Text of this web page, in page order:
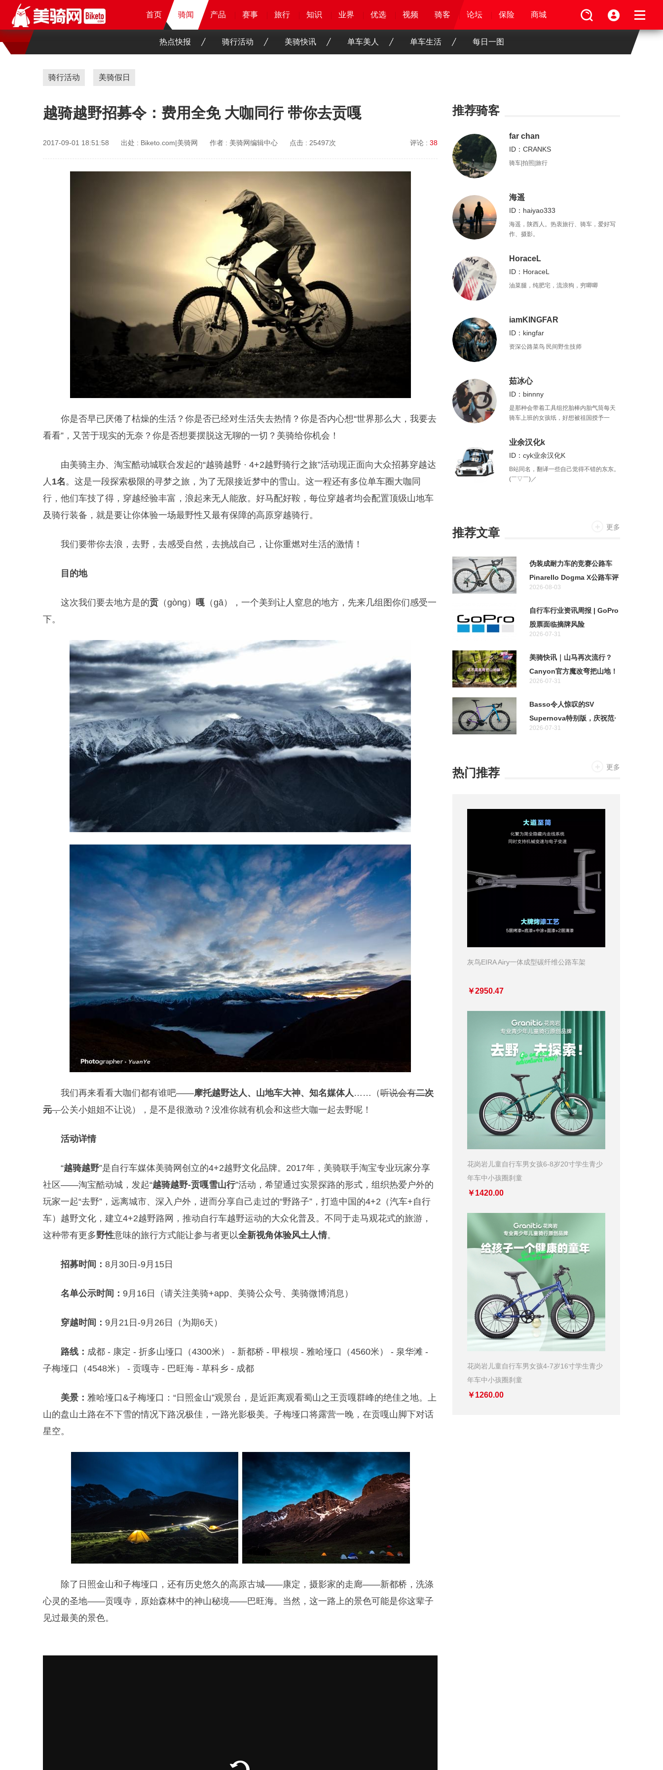
产品 赛事 旅行 知识 业界 优选 骑客 论坛 保险 商城
首页 骑闻 产品 赛事 旅行 知识 业界 优选 骑客 视频 论坛 保险 商城
首页 骑闻 产品 赛事 旅行 知识 业界 优选 视频 骑客 论坛 保险 商城
首页 骑闻 产品 赛事 旅行 知识 业界 优选 视频 骑客 论坛 保险 商城
热点快报 骑行活动 美骑快讯 单车美人 单车生活 每日一图
骑行活动 美骑假日
越骑越野招募令：费用全免 大咖同行 带你去贡嘎
2017-09-01 18:51:58 出处 : Biketo.com|美骑网 作者 : 美骑网编辑中心 点击 : 25497次 评论 : 38
你是否早已厌倦了枯燥的生活？你是否已经对生活失去热情？你是否内心想“世界那么大，我要去
看看”，又苦于现实的无奈？你是否想要摆脱这无聊的一切？美骑给你机会！
由美骑主办、淘宝酷动城联合发起的“越骑越野 · 4+2越野骑行之旅”活动现正面向大众招募穿越达
人 1名。这是一段探索极限的寻梦之旅，为了无限接近梦中的雪山。这一程还有多位单车圈大咖同
行，他们车技了得，穿越经验丰富，浪起来无人能敌。好马配好鞍，每位穿越者均会配置顶级山地车
及骑行装备，就是要让你体验一场最野性又最有保障的高原穿越骑行。
我们要带你去浪，去野，去感受自然，去挑战自己，让你重燃对生活的激情！
目的地
这次我们要去地方是的贡 （gòng） 嘎 （gā），一个美到让人窒息的地方，先来几组图你们感受一
下。
我们再来看看大咖们都有谁吧——摩托越野达人、山地车大神、知名媒体人……（听说会有二次
元，公关小姐姐不让说），是不是很激动？没准你就有机会和这些大咖一起去野呢！
活动详情
“越骑越野”是自行车媒体美骑网创立的4+2越野文化品牌。2017年，美骑联手淘宝专业玩家分享
社区——淘宝酷动城，发起“越骑越野-贡嘎雪山行”活动，希望通过实景探路的形式，组织热爱户外的
玩家一起“去野”，远离城市、深入户外，进而分享自己走过的“野路子”，打造中国的4+2（汽车+自行
车）越野文化，建立4+2越野路网，推动自行车越野运动的大众化普及。 不同于走马观花式的旅游，
这种带有更多野性意味的旅行方式能让参与者更以全新视角体验风土人情。
招募时间 ： 8月30日-9月15日
名单公示时间 ： 9月16日（请关注美骑+app、美骑公众号、美骑微博消息）
穿越时间 ： 9月21日-9月26日（为期6天）
路线： 成都 - 康定 - 折多山垭口（4300米） - 新都桥 - 甲根坝 - 雅哈垭口（4560米） - 泉华滩 -
子梅垭口（4548米） - 贡嘎寺 - 巴旺海 - 草科乡 - 成都
美景： 雅哈垭口&子梅垭口：“日照金山”观景台，是近距离观看蜀山之王贡嘎群峰的绝佳之地。上
山的盘山土路在不下雪的情况下路况极佳，一路光影极美。 子梅垭口将露营一晚，在贡嘎山脚下对话
星空。
除了日照金山和子梅垭口， 还有历史悠久的高原古城——康定， 摄影家的走廊——新都桥， 洗涤
心灵的圣地——贡嘎寺， 原始森林中的神山秘境——巴旺海。当然，这一路上的景色可能是你这辈子
见过最美的景色。
推荐骑客
far chan
ID：CRANKS
骑车|拍照|旅行
海遥
ID：haiyao333
海遥，陕西人。热衷旅行、骑车，爱好写
作、摄影。
HoraceL
ID：HoraceL
油菜腿，纯肥宅，流浪狗，穷唧唧
iamKINGFAR
ID：kingfar
资深公路菜鸟 民间野生技师
茹冰心
ID：binnny
是那种会带着工具组挖胎棒内胎气筒每天
骑车上班的女孩纸，好想被祖国授予一
个时常来不及更的公众号“刷街走啊
（shuajiezoua）”，没啥粉丝希望你可以
关注我。
业余汉化k
ID：cyk业余汉化K
B站同名，翻译一些自己觉得不错的东东。
(￣▽￣)／
推荐文章 更多
伪装成耐力车的竞赛公路车
Pinarello Dogma X公路车评
测
2026-08-03
自行车行业资讯周报 | GoPro
股票面临摘牌风险
2026-07-31
美骑快讯｜山马再次流行？
Canyon官方魔改弯把山地！
特斯拉首款两轮车居然不是电
2026-07-31
Basso令人惊叹的SV
Supernova特别版，庆祝范·
阿维马特奥运金牌十周年
2026-07-31
热门推荐 更多
灰鸟EIRA Airy一体成型碳纤维公路车架
￥2950.47
花岗岩儿童自行车男女孩6-8岁20寸学生青少
年车中小孩圈刹童
￥1420.00
花岗岩儿童自行车男女孩4-7岁16寸学生青少
年车中小孩圈刹童
￥1260.00